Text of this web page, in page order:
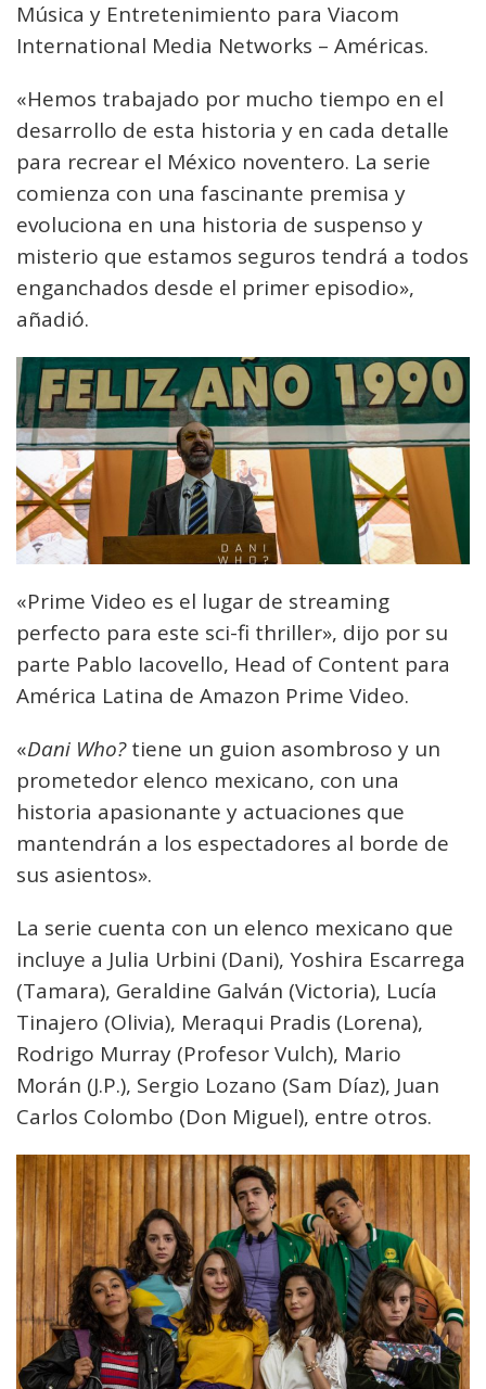
Música y Entretenimiento para Viacom
International Media Networks – Américas.
«Hemos trabajado por mucho tiempo en el
desarrollo de esta historia y en cada detalle
para recrear el México noventero. La serie
comienza con una fascinante premisa y
evoluciona en una historia de suspenso y
misterio que estamos seguros tendrá a todos
enganchados desde el primer episodio»,
añadió.
«Prime Video es el lugar de streaming
perfecto para este sci-fi thriller», dijo por su
parte Pablo Iacovello, Head of Content para
América Latina de Amazon Prime Video.
«Dani Who?tiene un guion asombroso y un
prometedor elenco mexicano, con una
historia apasionante y actuaciones que
mantendrán a los espectadores al borde de
sus asientos».
La serie cuenta con un elenco mexicano que
incluye a Julia Urbini (Dani), Yoshira Escarrega
(Tamara), Geraldine Galván (Victoria), Lucía
Tinajero (Olivia), Meraqui Pradis (Lorena),
Rodrigo Murray (Profesor Vulch), Mario
Morán (J.P.), Sergio Lozano (Sam Díaz), Juan
Carlos Colombo (Don Miguel), entre otros.